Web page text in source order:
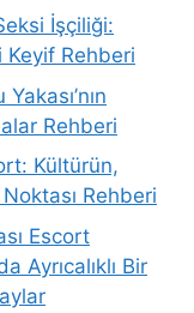
İşçiliği:
Keyif Rehberi
Rehberi
Kültürün,
Rehberi
Escort
Ayrıcalıklı Bir